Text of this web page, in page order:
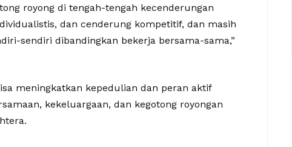
royong di tengah-tengah kecenderungan
dan cenderung kompetitif, dan masih
sendiri dibandingkan bekerja bersama-sama,”
meningkatkan kepedulian dan peran aktif
kekeluargaan, dan kegotong royongan